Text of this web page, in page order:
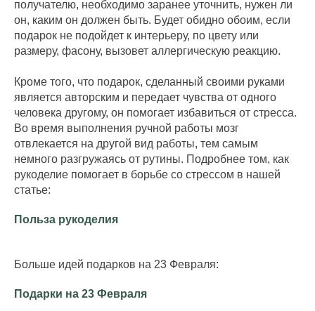
получателю, необходимо заранее уточнить, нужен ли
он, каким он должен быть. Будет обидно обоим, если
подарок не подойдет к интерьеру, по цвету или
размеру, фасону, вызовет аллергическую реакцию.
Кроме того, что подарок, сделанный своими руками
является авторским и передает чувства от одного
человека другому, он помогает избавиться от стресса.
Во время выполнения ручной работы мозг
отвлекается на другой вид работы, тем самым
немного разгружаясь от рутины. Подробнее том, как
рукоделие помогает в борьбе со стрессом в нашей
статье:
Польза рукоделия
Больше идей подарков на 23 Февраля:
Подарки на 23 Февраля